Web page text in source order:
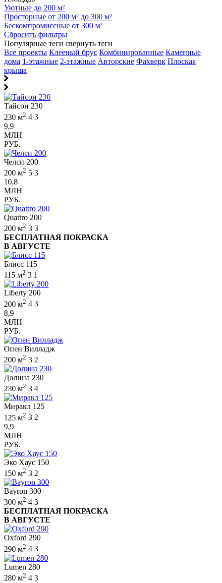
Уютные до 200 м²
Просторные от 200 м² до 300 м²
Бескомпромиссные от 300 м²
Сбросить фильтры
Популярные теги свернуть теги
Все проекты Клееный брус Комбинированные Каменные
дома 1-этажные 2-этажные Авторские Фахверк Плоская
крыша
Тайсон 230
230 м2 4 3
9,9
МЛН
РУБ.
Челси 200
200 м2 5 3
10,8
МЛН
РУБ.
Quattro 200
200 м2 3 3
БЕСПЛАТНАЯ ПОКРАСКА
В АВГУСТЕ
Блисс 115
115 м2 3 1
Liberty 200
200 м2 4 3
8,9
МЛН
РУБ.
Опен Вилладж
200 м2 3 2
Долина 230
230 м2 3 4
Миракл 125
125 м2 3 2
9,9
МЛН
РУБ.
Эко Хаус 150
150 м2 3 2
Bayron 300
300 м2 4 3
БЕСПЛАТНАЯ ПОКРАСКА
В АВГУСТЕ
Oxford 290
290 м2 4 3
Lumen 280
280 м2 4 3